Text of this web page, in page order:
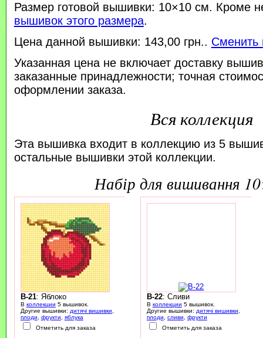
Размер готовой вышивки: 10×10 см. Кроме
вышивок этого размера.
Цена данной вышивки: 143,00 грн.. Сменить
Указанная цена не включает доставку
заказанные принадлежности; точная
оформлении заказа.
Вся коллекция
Эта вышивка входит в коллекцию из 5
остальные вышивки этой коллекции.
набір для вишивання
B-21: Яблоко
В коллекции 5 вышивок.
Другие вышивки: дитячі вишивки
плоди
фрукти
яблука
Отметить для заказа
B-22: Сливи
В коллекции 5 вышивок.
Другие вышивки: дитячі вишивки
плоди
сливи
фрукти
Отметить для заказа